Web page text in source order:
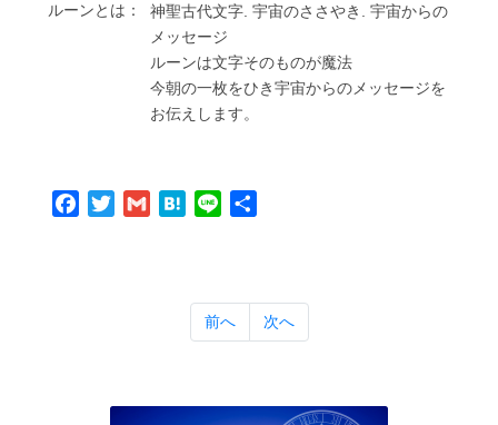
ルーンとは：
神聖古代⽂字. 宇宙のささやき. 宇宙からの
メッセージ
ルーンは⽂字そのものが魔法
今朝の⼀枚をひき宇宙からのメッセージを
お伝えします。
Facebook
TwitterGmail Hatena
Line
前へ 次へ